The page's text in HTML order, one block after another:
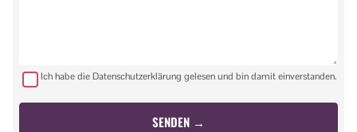
Ich habe die Datenschutzerklärung gelesen und bin damit einverstanden.